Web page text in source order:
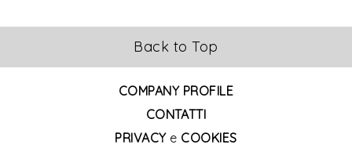
Back to Top
COMPANY PROFILE
CONTATTI
PRIVACYe COOKIES